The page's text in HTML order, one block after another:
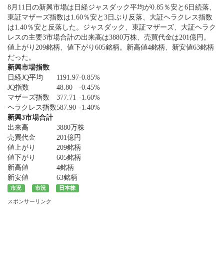
8月11日の新興市場は日経ジャスダック平均が0.85％安と6日続落、
東証マザーズ指数は1.60％安と3日ぶり反落、大証ヘラクレス指数
は1.40％安と反落した。ジャスダック、東証マザーズ、大証ヘラク
レスの主要3市場合計の出来高は3880万株、売買代金は201億円。
値上がり209銘柄、値下がり605銘柄。新高値4銘柄、新安値63銘柄
だった。
新興市場指数
日経JQ平均
1191.97-0.85%
JQ指数
48.80
-0.45%
マザーズ指数
377.71 -1.60%
ヘラクレス指数587.90 -1.40%
新興3市場合計
出来高
3880万株
売買代金
201億円
値上がり
209銘柄
値下がり
605銘柄
新高値
4銘柄
新安値
63銘柄
市況 市況 日本株
スポンサーリンク